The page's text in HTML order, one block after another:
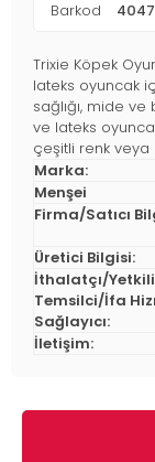
Barkod
Trixie Köpek
lateks oyuncak
sağlığı, mide
ve lateks
çeşitli renk
Marka:
Menşei
Firma/Satıcı
Üretici Bilgisi:
İthalatçı/Yetkili
Temsilci/İfa
Sağlayıcı:
İletişim: